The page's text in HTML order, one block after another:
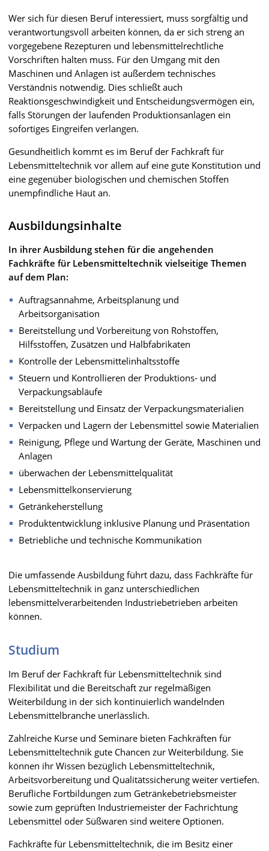
Wer sich für diesen Beruf interessiert, muss sorgfältig und
verantwortungsvoll arbeiten können, da er sich streng an
vorgegebene Rezepturen und lebensmittelrechtliche
Vorschriften halten muss. Für den Umgang mit den
Maschinen und Anlagen ist außerdem technisches
Verständnis notwendig. Dies schließt auch
Reaktionsgeschwindigkeit und Entscheidungsvermögen ein,
falls Störungen der laufenden Produktionsanlagen ein
sofortiges Eingreifen verlangen.
Gesundheitlich kommt es im Beruf der Fachkraft für
Lebensmitteltechnik vor allem auf eine gute Konstitution und
eine gegenüber biologischen und chemischen Stoffen
unempfindliche Haut an.
Ausbildungsinhalte
In ihrer Ausbildung stehen für die angehenden
Fachkräfte für Lebensmitteltechnik vielseitige Themen
auf dem Plan:
Auftragsannahme, Arbeitsplanung und
Arbeitsorganisation
Bereitstellung und Vorbereitung von Rohstoffen,
Hilfsstoffen, Zusätzen und Halbfabrikaten
Kontrolle der Lebensmittelinhaltsstoffe
Steuern und Kontrollieren der Produktions- und
Verpackungsabläufe
Bereitstellung und Einsatz der Verpackungsmaterialien
Verpacken und Lagern der Lebensmittel sowie Materialien
Reinigung, Pflege und Wartung der Geräte, Maschinen und
Anlagen
überwachen der Lebensmittelqualität
Lebensmittelkonservierung
Getränkeherstellung
Produktentwicklung inklusive Planung und Präsentation
Betriebliche und technische Kommunikation
Die umfassende Ausbildung führt dazu, dass Fachkräfte für
Lebensmitteltechnik in ganz unterschiedlichen
lebensmittelverarbeitenden Industriebetrieben arbeiten
können.
Studium
Im Beruf der Fachkraft für Lebensmitteltechnik sind
Flexibilität und die Bereitschaft zur regelmäßigen
Weiterbildung in der sich kontinuierlich wandelnden
Lebensmittelbranche unerlässlich.
Zahlreiche Kurse und Seminare bieten Fachkräften für
Lebensmitteltechnik gute Chancen zur Weiterbildung. Sie
können ihr Wissen bezüglich Lebensmitteltechnik,
Arbeitsvorbereitung und Qualitätssicherung weiter vertiefen.
Berufliche Fortbildungen zum Getränkebetriebsmeister
sowie zum geprüften Industriemeister der Fachrichtung
Lebensmittel oder Süßwaren sind weitere Optionen.
Fachkräfte für Lebensmitteltechnik, die im Besitz einer